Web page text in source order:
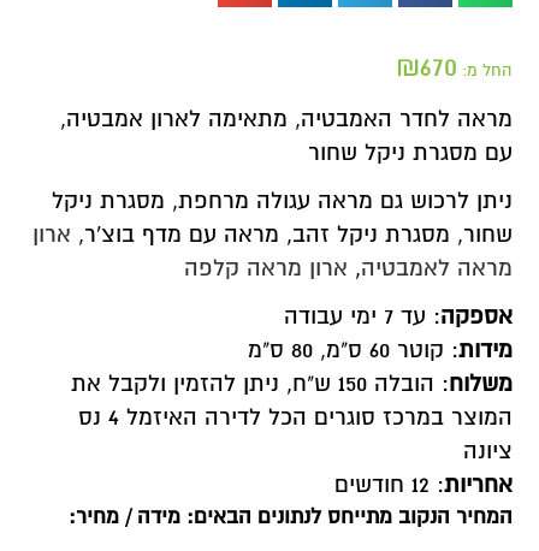
החל מ: ₪670
מראה לחדר האמבטיה, מתאימה לארון אמבטיה,
עם מסגרת ניקל שחור
ניתן לרכוש גם מראה עגולה מרחפת, מסגרת ניקל
שחור, מסגרת ניקל זהב, מראה עם מדף בוצ'ר, ארון
מראה לאמבטיה, ארון מראה קלפה
אספקה: עד 7 ימי עבודה
מידות: קוטר 60 ס"מ, 80 ס"מ
משלוח
: הובלה 150 ש"ח, ניתן להזמין ולקבל את
המוצר במרכז סוגרים הכל לדירה האיזמל 4 נס
ציונה
אחריות: 12 חודשים
המחיר הנקוב מתייחס לנתונים הבאים: מידה / מחיר: